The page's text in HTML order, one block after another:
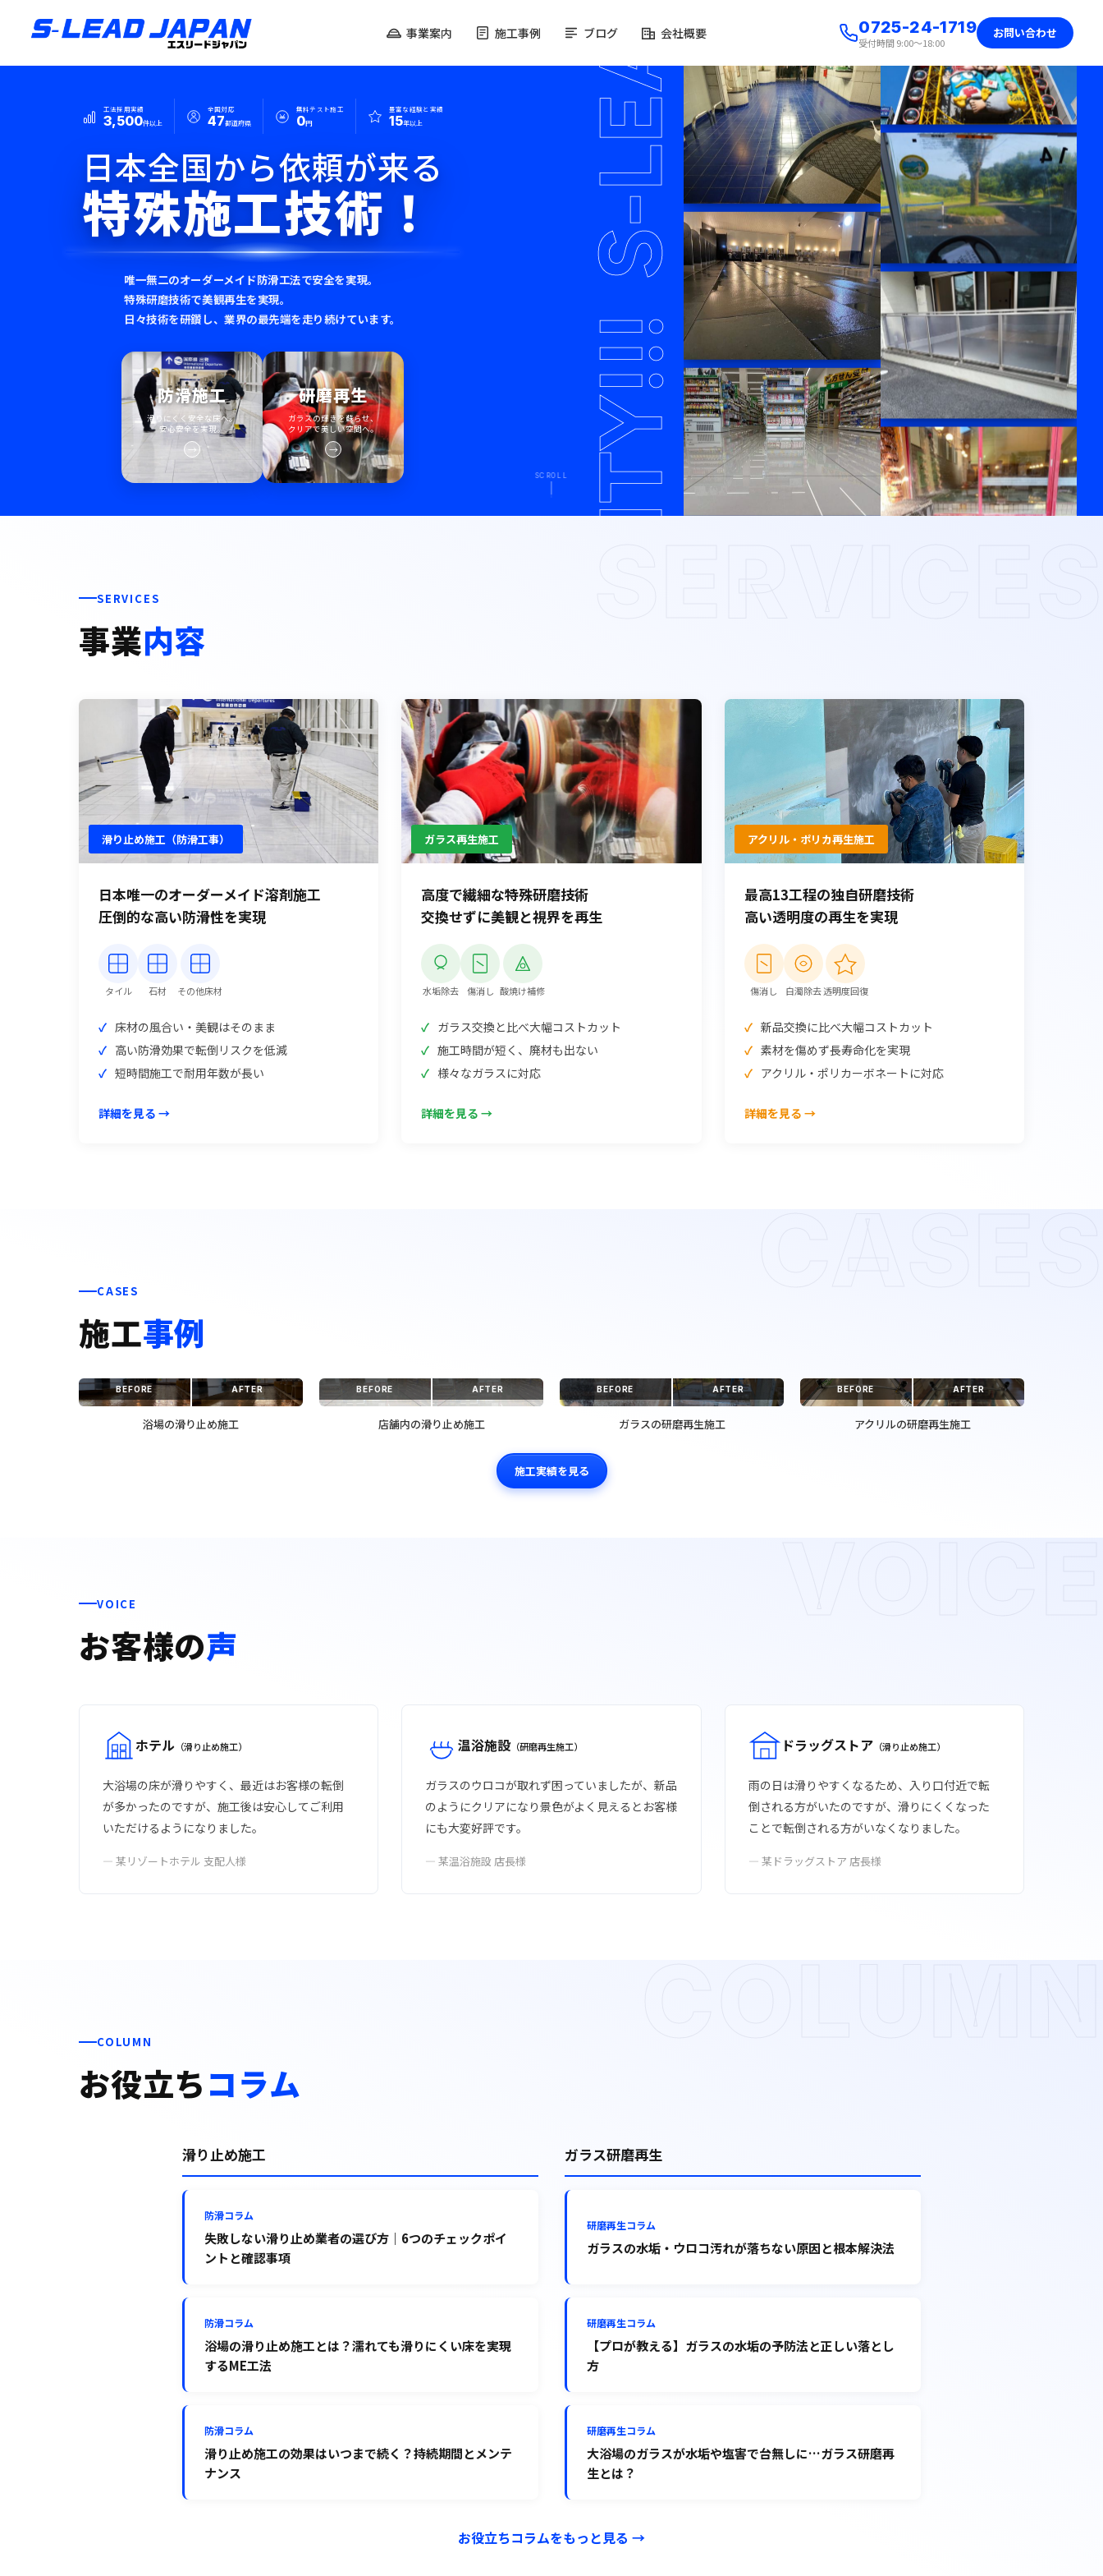
事業案内 施工事例 ブログ 会社概要 0725-24-1719
受付時間 9:00〜18:00
お問い合わせ
工法採用実績
3,500件以上
全国対応
47都道府県
無料テスト施工
0円
豊富な経験と実績
15年以上
日本全国から依頼が来る
特殊施工技術！
唯一無二のオーダーメイド防滑工法で安全を実現。
特殊研磨技術で美観再生を実現。
日々技術を研鑽し、業界の最先端を走り続けています。
防滑施工
滑りにくく安全な床へ。
安心安全を実現。
→
研磨再生
ガラスの輝きを蘇らせ、
クリアで美しい空間へ。
→
S-LEAD JAPAN QUALITY!!!
SCROLL
SERVICES
事業内容
滑り止め施工（防滑工事）
日本唯一のオーダーメイド溶剤施工
圧倒的な高い防滑性を実現
タイル 石材 その他床材
床材の風合い・美観はそのまま
高い防滑効果で転倒リスクを低減
短時間施工で耐用年数が長い
詳細を見る →
ガラス再生施工
高度で繊細な特殊研磨技術
交換せずに美観と視界を再生
水垢除去 傷消し 酸焼け補修
ガラス交換と比べ大幅コストカット
施工時間が短く、廃材も出ない
様々なガラスに対応
詳細を見る →
アクリル・ポリカ再生施工
最高13工程の独自研磨技術
高い透明度の再生を実現
傷消し 白濁除去透明度回復
新品交換に比べ大幅コストカット
素材を傷めず長寿命化を実現
アクリル・ポリカーボネートに対応
詳細を見る →
CASES
施工事例
CASES
BEFORE AFTER
浴場の滑り止め施工
BEFORE AFTER
店舗内の滑り止め施工
BEFORE AFTER
ガラスの研磨再生施工
BEFORE AFTER
アクリルの研磨再生施工
施工実績を見る
VOICE
お客様の声
VOICE
ホテル （滑り止め施工）
大浴場の床が滑りやすく、最近はお客様の転倒
が多かったのですが、施工後は安心してご利用
いただけるようになりました。
— 某リゾートホテル 支配人様
温浴施設（研磨再生施工）
ガラスのウロコが取れず困っていましたが、新品
のようにクリアになり景色がよく見えるとお客様
にも大変好評です。
— 某温浴施設 店長様
ドラッグストア（滑り止め施工）
雨の日は滑りやすくなるため、入り口付近で転
倒される方がいたのですが、滑りにくくなった
ことで転倒される方がいなくなりました。
— 某ドラッグストア 店長様
COLUMN
お役立ちコラム
COLUMN
滑り止め施工
防滑コラム
失敗しない滑り止め業者の選び方｜6つのチェックポイ
ントと確認事項
防滑コラム
浴場の滑り止め施工とは？濡れても滑りにくい床を実現
するME工法
防滑コラム
滑り止め施工の効果はいつまで続く？持続期間とメンテ
ナンス
ガラス研磨再生
研磨再生コラム
ガラスの水垢・ウロコ汚れが落ちない原因と根本解決法
研磨再生コラム
【プロが教える】ガラスの水垢の予防法と正しい落とし
方
研磨再生コラム
大浴場のガラスが水垢や塩害で台無しに…ガラス研磨再
生とは？
お役立ちコラムをもっと見る →